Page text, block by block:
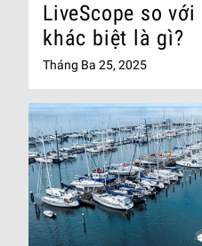
LiveScope so
khác biệt là gì?
Tháng Ba 25, 2025